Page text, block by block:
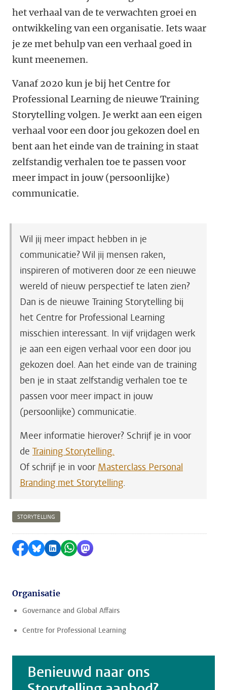
het verhaal van de te verwachten groei en
ontwikkeling van een organisatie. Iets waar
je ze met behulp van een verhaal goed in
kunt meenemen.
Vanaf 2020 kun je bij het Centre for
Professional Learning de nieuwe Training
Storytelling volgen. Je werkt aan een eigen
verhaal voor een door jou gekozen doel en
bent aan het einde van de training in staat
zelfstandig verhalen toe te passen voor
meer impact in jouw (persoonlijke)
communicatie.
Wil jij meer impact hebben in je
communicatie? Wil jij mensen raken,
inspireren of motiveren door ze een nieuwe
wereld of nieuw perspectief te laten zien?
Dan is de nieuwe Training Storytelling bij
het Centre for Professional Learning
misschien interessant. In vijf vrijdagen werk
je aan een eigen verhaal voor een door jou
gekozen doel. Aan het einde van de training
ben je in staat zelfstandig verhalen toe te
passen voor meer impact in jouw
(persoonlijke) communicatie.
Meer informatie hierover? Schrijf je in voor
de Training Storytelling.
Of schrijf je in voor Masterclass Personal
Branding met Storytelling.
STORYTELLING
Delen op Facebook
Delen via Bluesky
Delen op LinkedIn
Delen via WhatsApp
Delen via Mastodon
Organisatie
Governance and Global Affairs
Centre for Professional Learning
Benieuwd naar ons